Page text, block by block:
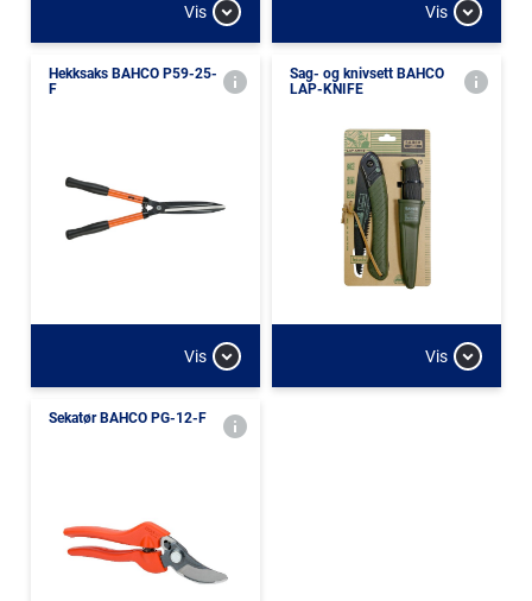
Vis Vis
Hekksaks BAHCO P59-25-
F
Vis
Sag- og knivsett BAHCO
LAP-KNIFE
Vis
Sekatør BAHCO PG-12-F